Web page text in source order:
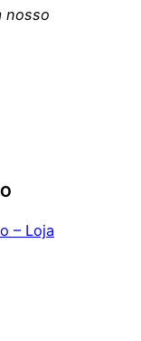
nosso
– Loja